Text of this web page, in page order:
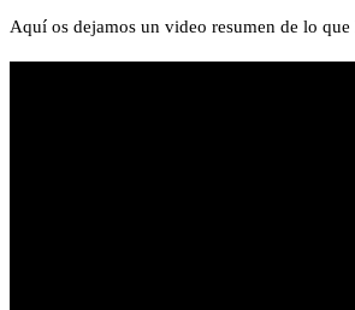
Aquí os dejamos un video resumen de lo que